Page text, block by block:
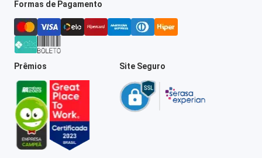
Formas de Pagamento
Prêmios Site Seguro